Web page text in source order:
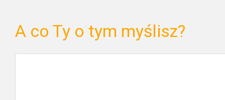
A co Ty o tym myślisz?